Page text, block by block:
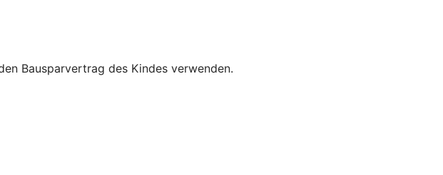
Bausparvertrag des Kindes verwenden.